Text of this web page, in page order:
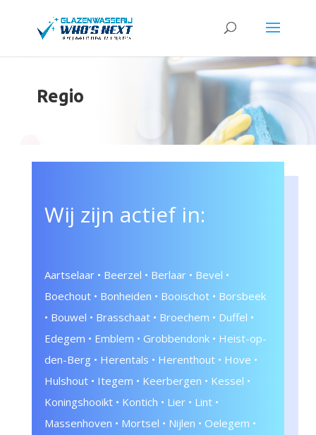
Regio
Wij zijn actief in:
Aartselaar • Beerzel • Berlaar • Bevel •
Boechout • Bonheiden • Booischot • Borsbeek
• Bouwel • Brasschaat • Broechem • Duffel •
Edegem • Emblem • Grobbendonk • Heist-op-
den-Berg • Herentals • Herenthout • Hove •
Hulshout • Itegem • Keerbergen • Kessel •
Koningshooikt • Kontich • Lier • Lint •
Massenhoven • Mortsel • Nijlen • Oelegem •